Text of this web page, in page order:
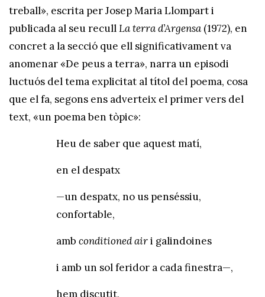
treball», escrita per Josep Maria Llompart i
publicada al seu recullLa terra d’Argensa (1972), en
concret a la secció que ell significativament va
anomenar «De peus a terra», narra un episodi
luctuós del tema explicitat al títol del poema, cosa
que el fa, segons ens adverteix el primer vers del
text, «un poema ben tòpic»:
Heu de saber que aquest matí,
en el despatx
—un despatx, no us penséssiu,
confortable,
amb conditioned airi galindoines
i amb un sol feridor a cada finestra—,
hem discutit,